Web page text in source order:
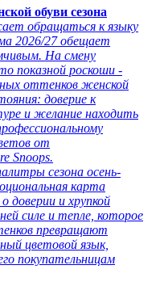
обуви сезона
обращаться к языку
2026/27 обещает
На смену
показной роскоши -
оттенков женской
доверие к
и желание находить
от
Snoops.
сезона осень-
карта
доверии и хрупкой
силе и тепле, которое
превращают
цветовой язык,
покупательницам